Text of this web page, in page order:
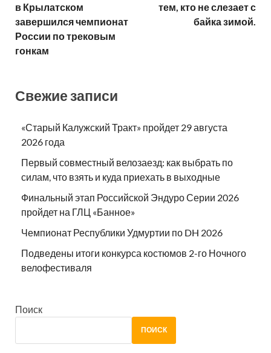
в Крылатском
завершился чемпионат
России по трековым
гонкам
тем, кто не слезает с
байка зимой.
Свежие записи
«Старый Калужский Тракт» пройдет 29 августа
2026 года
Первый совместный велозаезд: как выбрать по
силам, что взять и куда приехать в выходные
Финальный этап Российской Эндуро Серии 2026
пройдет на ГЛЦ «Банное»
Чемпионат Республики Удмуртии по DH 2026
Подведены итоги конкурса костюмов 2-го Ночного
велофестиваля
Поиск
ПОИСК